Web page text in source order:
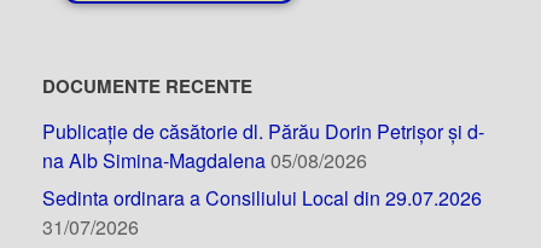
DOCUMENTE RECENTE
Publicație de căsătorie dl. Părău Dorin Petrișor și d-
na Alb Simina-Magdalena05/08/2026
Sedinta ordinara a Consiliului Local din 29.07.2026
31/07/2026